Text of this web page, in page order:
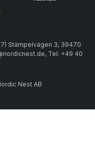
Stämpelvägen 3, 39470
Tel: +49 40
Nest AB